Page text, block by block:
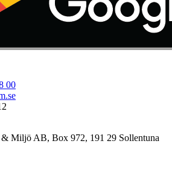
00
& Miljö AB, Box 972, 191 29 Sollentuna